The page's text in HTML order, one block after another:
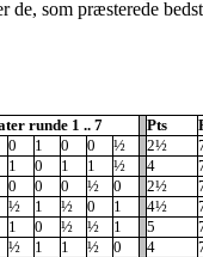
de, som præsterede bedst
runde 1 .. 7 Pts
0 1 0 0 ½ 2½
1 0 1 1 ½ 4
0 0 0 ½ 0 2½
½ 1 ½ 0 1 4½
1 0 ½ ½ 1 5
½ 1 1 ½ 0 4